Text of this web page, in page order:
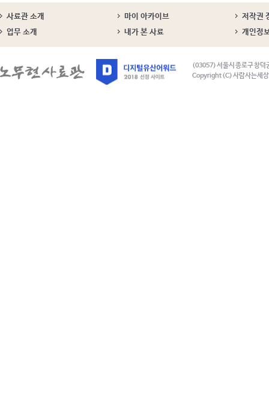
사료관 소개 마이 아카이브
저작권
업무 소개
내가 본 사료 개인정
(03057) 서울시 종로구 창덕
Copyright (C) 사람사는세